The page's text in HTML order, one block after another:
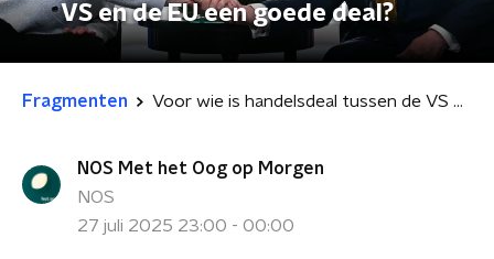
VS en de EU een goede deal?
Fragmenten Voor wie is handelsdeal tussen de VS en de EU een goede deal?
NOS Met het Oog op Morgen
NOS
27 juli 2025 23:00 - 00:00